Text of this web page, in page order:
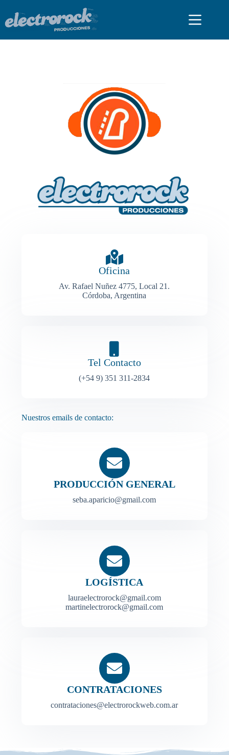
Oficina
Av. Rafael Nuñez 4775, Local 21.
Córdoba, Argentina
Tel Contacto
(+54 9) 351 311-2834
Nuestros emails de contacto:
PRODUCCIÓN GENERAL
seba.aparicio@gmail.com
LOGÍSTICA
lauraelectrorock@gmail.com
martinelectrorock@gmail.com
CONTRATACIONES
contrataciones@electrorockweb.com.ar